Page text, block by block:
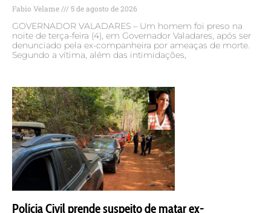
Fabio Velame 5 de agosto de 2026
GOVERNADOR VALADARES – Um homem foi preso na
noite de terça-feira (4), em Governador Valadares, após ser
denunciado pela ex-companheira por ameaças de morte.
Segundo a vítima, além das intimidações,
Polícia Civil prende suspeito de matar ex-